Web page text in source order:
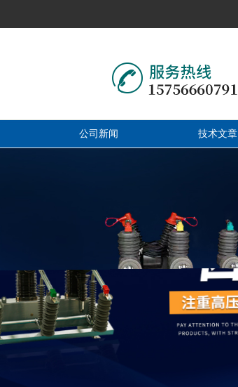
公司新闻 技术文章